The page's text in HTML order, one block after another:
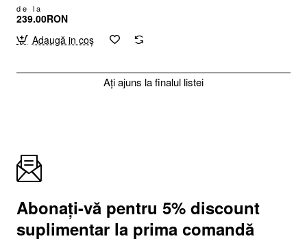
de la
239.00RON
Adaugă in coş
Ați ajuns la finalul listei
Abonați-vă pentru 5% discount
suplimentar la prima comandă